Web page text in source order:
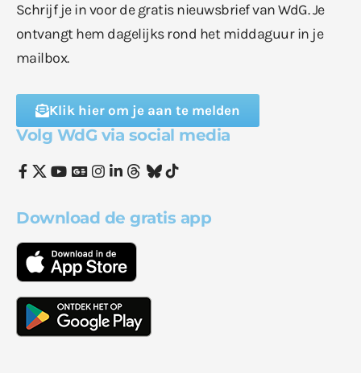
Schrijf je in voor de gratis nieuwsbrief van WdG. Je
ontvangt hem dagelijks rond het middaguur in je
mailbox.
Klik hier om je aan te melden
Volg WdG via social media
Download de gratis app